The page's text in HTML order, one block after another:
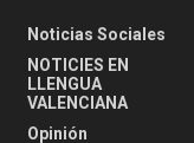
Noticias Sociales
NOTICIES EN
LLENGUA
VALENCIANA
Opinión